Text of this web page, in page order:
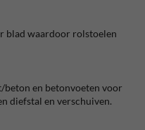
blad waardoor rolstoelen
beton en betonvoeten voor
diefstal en verschuiven.